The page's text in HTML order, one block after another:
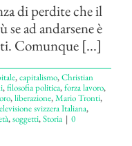
di perdite che il
ad andarsene è
Comunque [...]
,capitalismo,Christian
,filosofia politica,forza lavoro,
,liberazione,Mario Tronti,
svizzera Italiana,
,soggetti,Storia | 0